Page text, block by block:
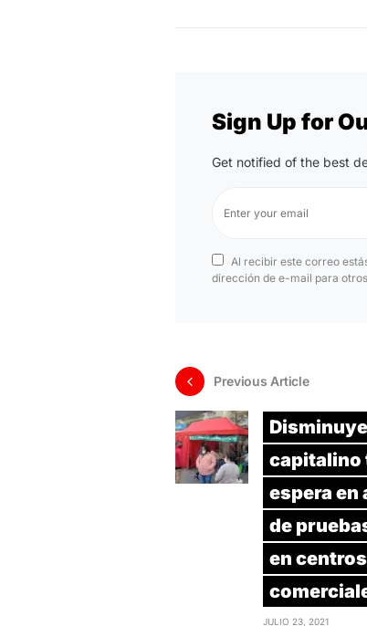
Sign Up for
Get notified of the best
Al recibir este correo
dirección de e-mail para
Previous Article
capitalino
espera en
de
en centros
JULIO 23, 2021